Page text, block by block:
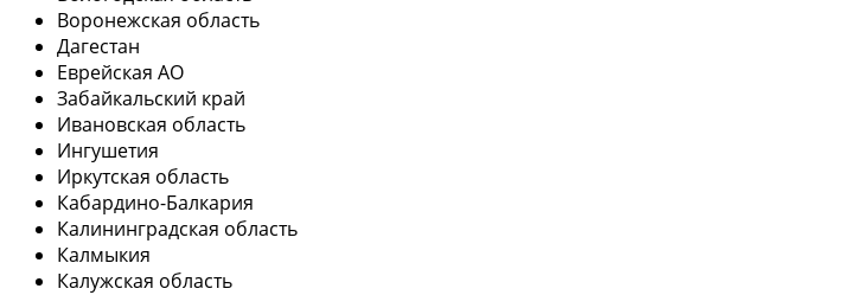
Воронежская область
Дагестан
Еврейская АО
Забайкальский край
Ивановская область
Ингушетия
Иркутская область
Кабардино-Балкария
Калининградская область
Калмыкия
Калужская область